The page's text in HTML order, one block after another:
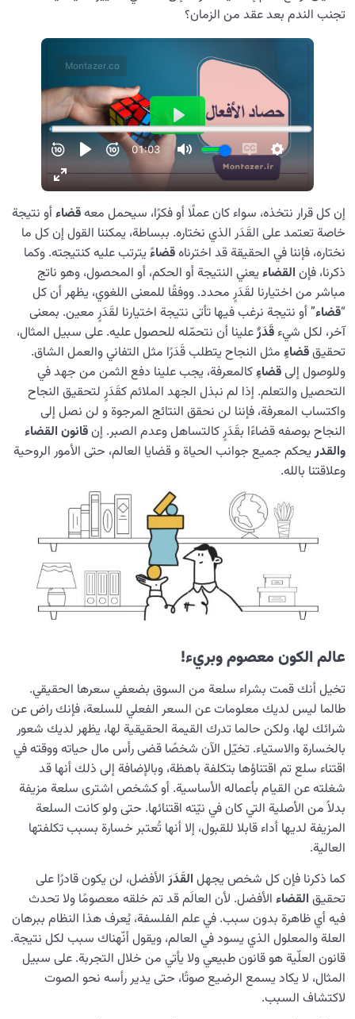
تجنب الندم بعد عقد من الزمان؟
إن كل قرار نتخذه، سواء كان عملًا أو فكرًا، سيحمل معهقضاءأو نتيجة
خاصة تعتمد على القَدَر الذي نختاره. ببساطة، يمكننا القول إن كل ما
نختاره، فإننا في الحقيقة قد اخترناهقضاءًيترتب عليه کنتيجته. وكما
ذكرنا، فإن القضاءيعني النتيجة أو الحكم، أو المحصول، وهو ناتج
مباشر من اختيارنا لقَدَرٍ محدد. ووفقًا للمعنى اللغوي، يظهر أن كل
“قضاء” أو نتيجة نرغب فيها تأتى نتيجة اختيارنا لقَدَرٍ معين. بمعنى
آخر، لكل شيءقَدَرٌعلينا أن نتحمّله للحصول عليه. على سبيل المثال،
تحقيققضاءٍ مثل النجاح يتطلب قَدَرًا مثل التفاني والعمل الشاق.
وللوصول إلىقضاءٍكالمعرفة، يجب علينا دفع الثمن من جهد في
التحصيل والتعلم. إذا لم نبذل الجهد الملائم کقَدَرٍ لتحقيق النجاح
واكتساب المعرفة، فإننا لن نحقق النتائج المرجوة و لن نصل إلى
النجاح بوصفه قضاءًا بقَدَرٍ کالتساهل وعدم الصبر. إنقانون القضاء
والقدريحكم جميع جوانب الحياة و قضايا العالم، حتى الأمور الروحية
وعلاقتنا بالله.
عالم الکون معصوم وبريء!
تخيل أنك قمت بشراء سلعة من السوق بضعفي سعرها الحقيقي.
طالما ليس لديك معلومات عن السعر الفعلي للسلعة، فإنك راض عن
شرائك لها، ولكن حالما تدرك القيمة الحقيقية لها، يظهر لديك شعور
بالخسارة والاستياء. تخيّل الآن شخصًا قضى رأس مال حياته ووقته في
اقتناء سلع تم اقتناؤها بتكلفة باهظة، وبالإضافة إلى ذلك أنها قد
شغلته عن القيام بأعماله الأساسية. أو کشخص اشترى سلعة مزيفة
بدلاً من الأصلية التي كان في نيّته اقتنائها. حتى ولو كانت السلعة
المزيفة لديها أداء قابلا للقبول، إلا أنها تُعتبر خسارة بسبب تكلفتها
العالية.
كما ذكرنا فإن كل شخص يجهل القَدَرَالأفضل، لن يكون قادرًا على
تحقيق القضاء الأفضل. لأن العالَم قد تم خلقه معصومًا ولا تحدث
فيه أي ظاهرة بدون سبب. في علم الفلسفة، يُعرف هذا النظام ببرهان
العلة والمعلول الذي يسود في العالم، ويقول أنّهناك سبب لكل نتیجة.
قانون العلّیة هو قانون طبيعي ولا يأتي من خلال التجربة. على سبيل
المثال، لا یکاد يسمع الرضيع صوتًا، حتى يدير رأسه نحو الصوت
لاكتشاف السبب.